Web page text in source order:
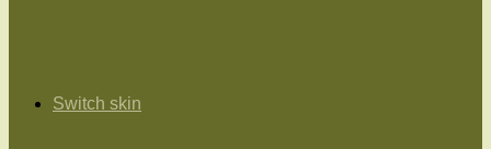
Switch skin